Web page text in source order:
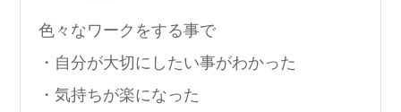
色々なワークをする事で
・自分が大切にしたい事がわかった
・気持ちが楽になった